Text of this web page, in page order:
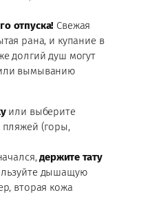
отпуска! Свежая
рана, и купание в
долгий душ могут
вымыванию
или выберите
пляжей (горы,
держите тату
дышащую
вторая кожа